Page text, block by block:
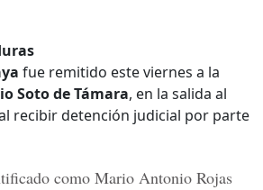
fue remitido este viernes a la
Soto de Támara, en la salida al
recibir detención judicial por parte
como Mario Antonio Rojas